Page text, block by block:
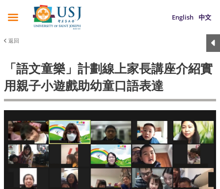
English 中文
返回
「語文童樂」計劃線上家長講座介紹實
用親子小遊戲助幼童口語表達